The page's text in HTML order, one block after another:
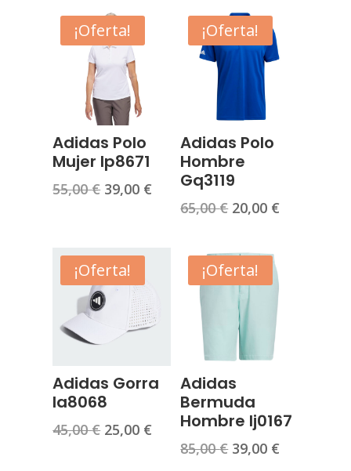
¡Oferta!
Adidas Polo
Mujer Ip8671
55,00€ El
55,00 €.
39,00 €
precio
¡Oferta!
Adidas Polo
Hombre
Gq3119
65,00€ El
original
era:
65,00 €.
20,00 €
¡Oferta!
Adidas Gorra
Ia8068
45,00€ El
25,00 €
precio
¡Oferta!
Adidas
Bermuda
Hombre Ij0167
85,00€ El
39,00 €